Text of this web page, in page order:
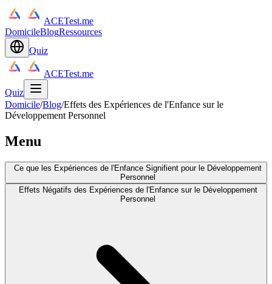
ACETest.me
DomicileBlogRessources
Quiz
ACETest.me
Quiz
Domicile/Blog/Effets des Expériences de l'Enfance sur le
Développement Personnel
Menu
Ce que les Expériences de l'Enfance Signifient pour le Développement
Personnel
Effets Négatifs des Expériences de l'Enfance sur le Développement
Personnel